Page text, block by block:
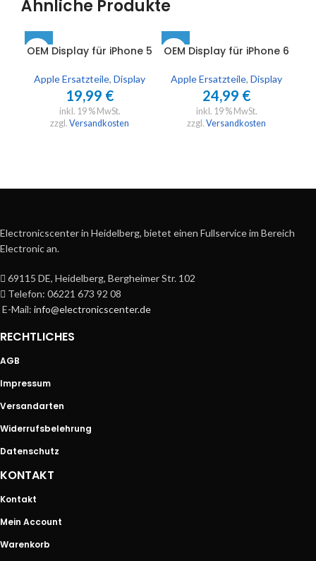
Ähnliche Produkte
OEM Display für iPhone 5
Apple Ersatzteile, Display
19,99 €
inkl. 19 % MwSt.
zzgl. Versandkosten
OEM Display für iPhone 6
Apple Ersatzteile, Display
24,99 €
inkl. 19 % MwSt.
zzgl. Versandkosten
Electronicscenter in Heidelberg, bietet einen Fullservice im Bereich
Electronic an.
69115 DE, Heidelberg, Bergheimer Str. 102
Telefon: 06221 673 92 08
E-Mail:info@electronicscenter.de
RECHTLICHES
AGB
Impressum
Versandarten
Widerrufsbelehrung
Datenschutz
KONTAKT
Kontakt
Mein Account
Warenkorb